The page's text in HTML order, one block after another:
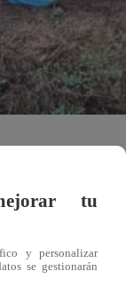
sacude
de junio tras
la
tu
y personalizar
se gestionarán